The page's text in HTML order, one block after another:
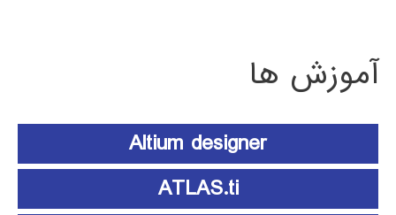
آموزش ها
Altium designer
ATLAS.ti